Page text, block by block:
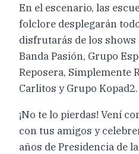
En el escenario, las
folclore desplegarán
disfrutarás de los shows
Banda Pasión, Grupo
Reposera, Simplemente
Carlitos y Grupo Kopad2.
¡No te lo pierdas! Vení
con tus amigos y
años de Presidencia de